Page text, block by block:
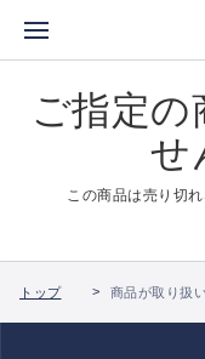
ご指定の
せ
この商品は売り切
トップ 商品が取り扱